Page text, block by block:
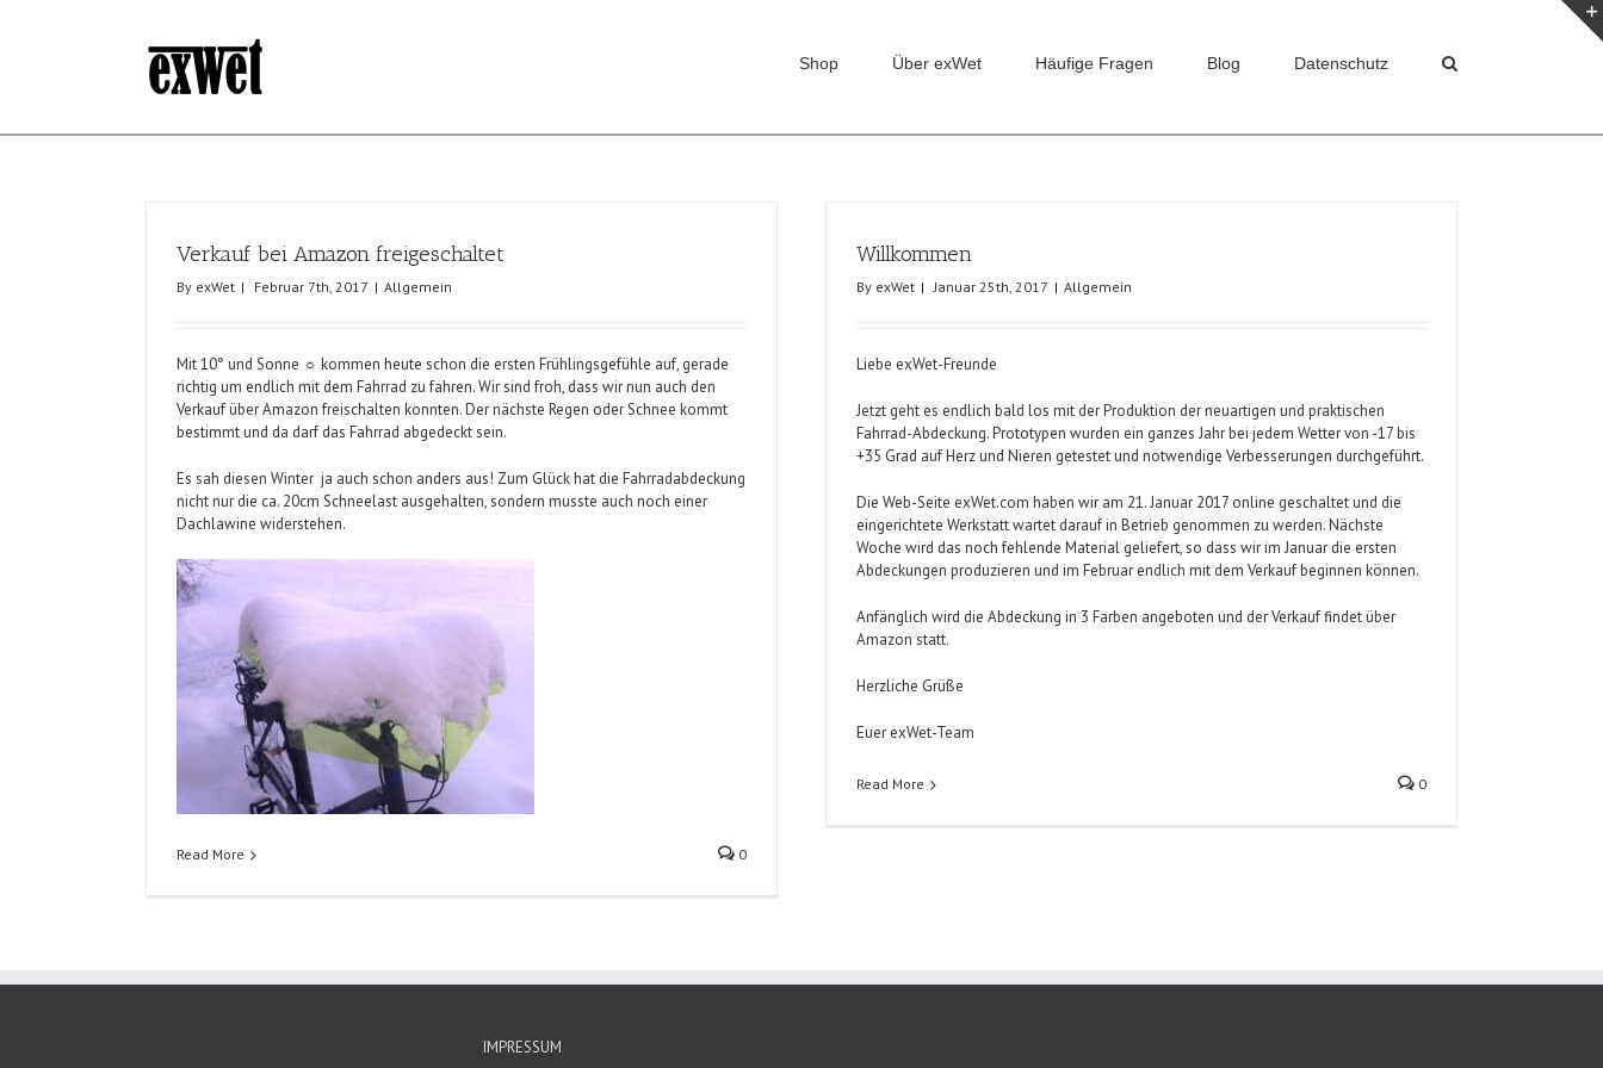
Shop Über exWet Häufige Fragen Blog Datenschutz
Verkauf bei Amazon freigeschaltet
By exWet | Februar 7th, 2017 | Allgemein
Mit 10° und Sonne ☼ kommen heute schon die ersten Frühlingsgefühle auf, gerade
richtig um endlich mit dem Fahrrad zu fahren. Wir sind froh, dass wir nun auch den
Verkauf über Amazonfreischalten konnten. Der nächste Regen oder Schnee kommt
bestimmt und da darf das Fahrrad abgedeckt sein.
Es sah diesen Winter ja auch schon anders aus! Zum Glück hat die Fahrradabdeckung
nicht nur die ca. 20cm Schneelast ausgehalten, sondern musste auch noch einer
Dachlawine widerstehen.
Read More 0
Willkommen
By exWet | Januar 25th, 2017 | Allgemein
Liebe exWet-Freunde
Jetzt geht es endlich bald los mit der Produktion der neuartigen und praktischen
Fahrrad-Abdeckung. Prototypen wurden ein ganzes Jahr bei jedem Wetter von -17 bis
+35 Grad auf Herz und Nieren getestet und notwendige Verbesserungen durchgeführt.
Die Web-Seite exWet.com haben wir am 21. Januar 2017 online geschaltet und die
eingerichtete Werkstatt wartet darauf in Betrieb genommen zu werden. Nächste
Woche wird das noch fehlende Material geliefert, so dass wir im Januar die ersten
Abdeckungen produzieren und im Februar endlich mit dem Verkauf beginnen können.
Anfänglich wird die Abdeckung in 3 Farben angeboten und der Verkauf findet über
Amazon statt.
Herzliche Grüße
Euer exWet-Team
Read More 0
IMPRESSUM